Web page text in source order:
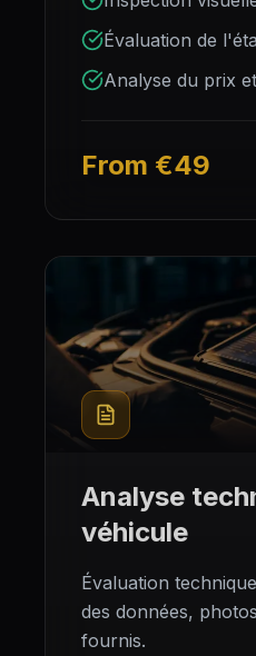
Évaluation de
Analyse du prix
From €49
Analyse
véhicule
Évaluation
des données,
fournis.